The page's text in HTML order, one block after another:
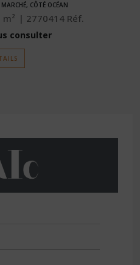
CÔTÉ OCÉAN
m² 2770414 Réf.
consulter